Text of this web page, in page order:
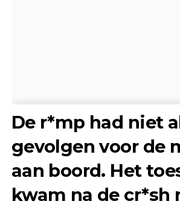
De r*mp had niet
gevolgen voor de
aan boord. Het
kwam na de cr*sh